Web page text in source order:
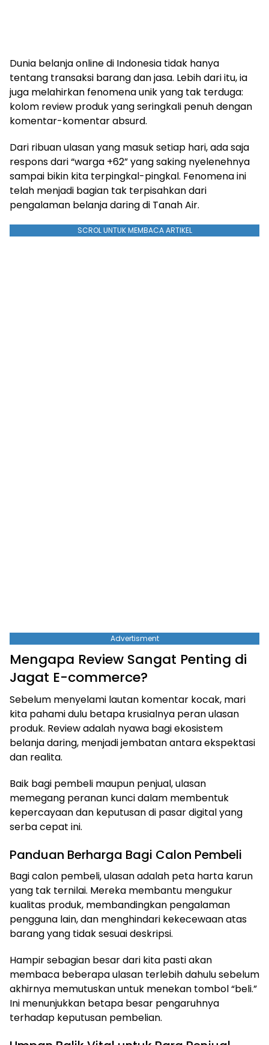
Dunia belanja online di Indonesia tidak hanya
tentang transaksi barang dan jasa. Lebih dari itu, ia
juga melahirkan fenomena unik yang tak terduga:
kolom review produk yang seringkali penuh dengan
komentar-komentar absurd.
Dari ribuan ulasan yang masuk setiap hari, ada saja
respons dari “warga +62” yang saking nyelenehnya
sampai bikin kita terpingkal-pingkal. Fenomena ini
telah menjadi bagian tak terpisahkan dari
pengalaman belanja daring di Tanah Air.
SCROL UNTUK MEMBACA ARTIKEL
Advertisment
Mengapa Review Sangat Penting di
Jagat E-commerce?
Sebelum menyelami lautan komentar kocak, mari
kita pahami dulu betapa krusialnya peran ulasan
produk. Review adalah nyawa bagi ekosistem
belanja daring, menjadi jembatan antara ekspektasi
dan realita.
Baik bagi pembeli maupun penjual, ulasan
memegang peranan kunci dalam membentuk
kepercayaan dan keputusan di pasar digital yang
serba cepat ini.
Panduan Berharga Bagi Calon Pembeli
Bagi calon pembeli, ulasan adalah peta harta karun
yang tak ternilai. Mereka membantu mengukur
kualitas produk, membandingkan pengalaman
pengguna lain, dan menghindari kekecewaan atas
barang yang tidak sesuai deskripsi.
Hampir sebagian besar dari kita pasti akan
membaca beberapa ulasan terlebih dahulu sebelum
akhirnya memutuskan untuk menekan tombol “beli.”
Ini menunjukkan betapa besar pengaruhnya
terhadap keputusan pembelian.